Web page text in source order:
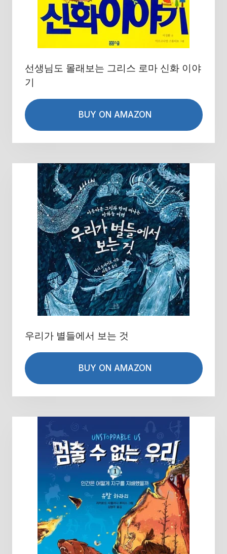
선생님도 몰래보는 그리스 로마 신화 이야
기
BUY ON AMAZON
우리가 별들에서 보는 것
BUY ON AMAZON